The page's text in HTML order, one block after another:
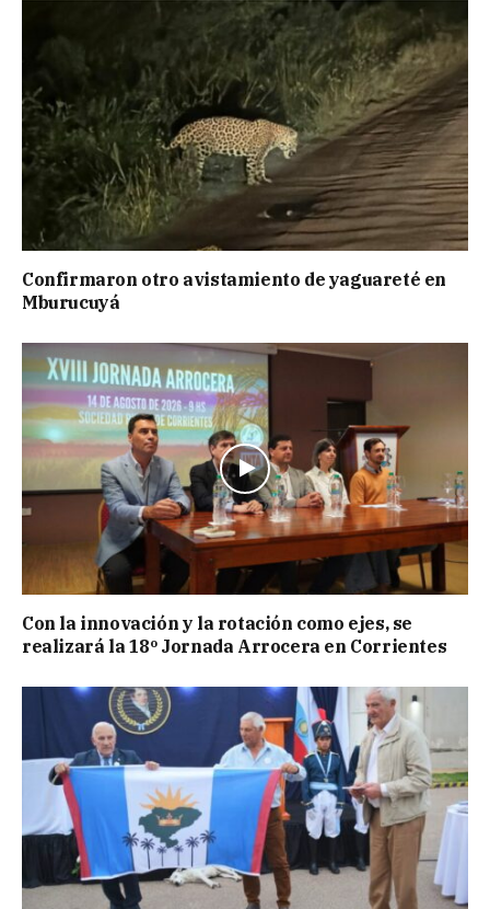
Confirmaron otro avistamiento de yaguareté en
Mburucuyá
Con la innovación y la rotación como ejes, se
realizará la 18º Jornada Arrocera en Corrientes